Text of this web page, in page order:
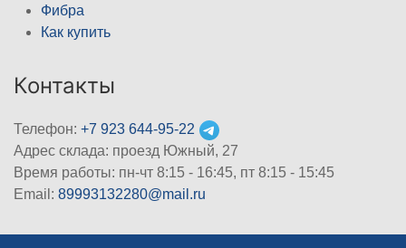
Фибра
Как купить
Контакты
Телефон: +7 923 644-95-22
Адрес склада: проезд Южный, 27
Время работы: пн-чт 8:15 - 16:45, пт 8:15 - 15:45
Email: 89993132280@mail.ru